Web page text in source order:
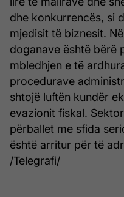
dhe konkurrencës, si
mjedisit të biznesit.
doganave është bërë
mbledhjen e të
procedurave
shtojë luftën kundër
evazionit fiskal.
përballet me sfida
është arritur për të
/Telegrafi/